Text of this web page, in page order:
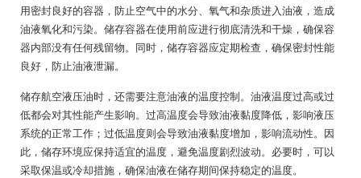
用密封良好的容器，防止空气中的水分、氧气和杂质进入油液，造成
油液氧化和污染。储存容器在使用前应进行彻底清洗和干燥，确保容
器内部没有任何残留物。同时，储存容器应定期检查，确保密封性能
良好，防止油液泄漏。
储存航空液压油时，还需要注意油液的温度控制。油液温度过高或过
低都会对其性能产生影响。过高温度会导致油液黏度降低，影响液压
系统的正常工作；过低温度则会导致油液黏度增加，影响流动性。因
此，储存环境应保持适宜的温度，避免温度剧烈波动。必要时，可以
采取保温或冷却措施，确保油液在储存期间保持稳定的温度。